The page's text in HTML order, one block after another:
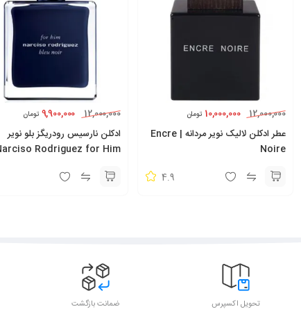
12,000,000
10,000,000 تومان
عطر ادکلن لالیک نویر مردانه | Encre
Noire
4.9
12,000,000
9,900,000 تومان
ادکلن نارسیس رودریگز بلو نویر
Rodriguez for Him
تحویل اکسپرس ضمانت بازگشت